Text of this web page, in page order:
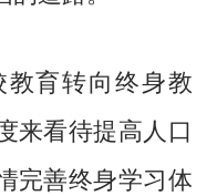
育转向终身教
来看待提高人口
完善终身学习体